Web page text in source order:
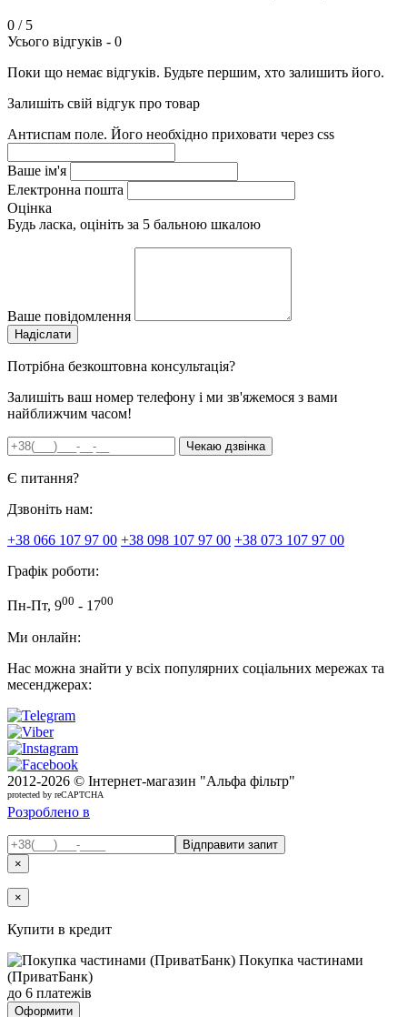
0 / 5
Усього відгуків - 0
Поки що немає відгуків. Будьте першим, хто залишить його.
Залишіть свій відгук про товар
Антиспам поле. Його необхідно приховати через css
Ваше ім'я
Електронна пошта
Оцінка
Будь ласка, оцініть за 5 бальною шкалою
Ваше повідомлення
Потрібна безкоштовна консультація?
Залишіть ваш номер телефону і ми зв'яжемося з вами
найближчим часом!
Є питання?
Дзвоніть нам:
+38 066 107 97 00 +38 098 107 97 00 +38 073 107 97 00
Графік роботи:
Пн-Пт, 900 - 1700
Ми онлайн:
Нас можна знайти у всіх популярних соціальних мережах та
месенджерах:
2012-2026 © Інтернет-магазин "Альфа фільтр"
protected by reCAPTCHA
Розроблено в
×
×
Купити в кредит
Покупка частинами
(ПриватБанк)
до 6 платежів
Оформити